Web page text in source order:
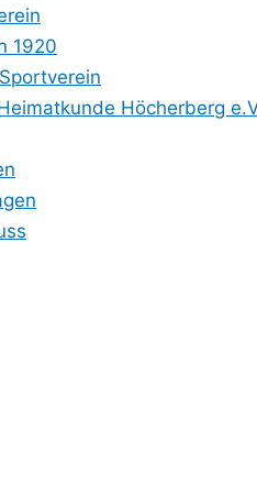
1920
Höcherberg